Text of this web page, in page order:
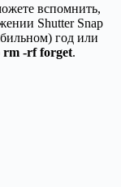
вспомнить,
Shutter Snap
год или
rm -rf forget.